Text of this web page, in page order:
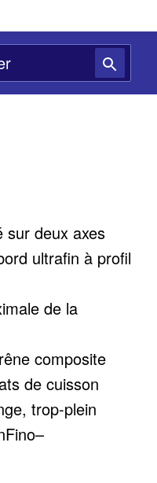
sur deux axes
ultrafin à profil
de la
composite
de cuisson
trop-plein